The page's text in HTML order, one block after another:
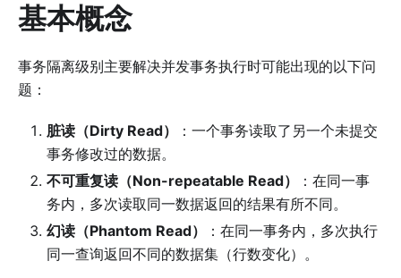
基本概念
事务隔离级别主要解决并发事务执行时可能出现的以下问
题：
脏读（Dirty Read）
：一个事务读取了另一个未提交
事务修改过的数据。
不可重复读（Non-repeatable Read）
：在同一事
务内，多次读取同一数据返回的结果有所不同。
幻读（Phantom Read）
：在同一事务内，多次执行
同一查询返回不同的数据集（行数变化）。